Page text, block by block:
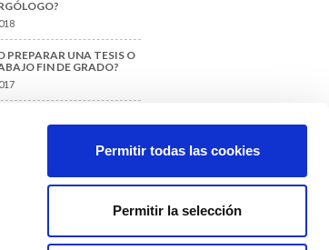
Permitir todas las cookies
Permitir la selección
PREPARAR UNA TESIS O
FIN DE GRADO?